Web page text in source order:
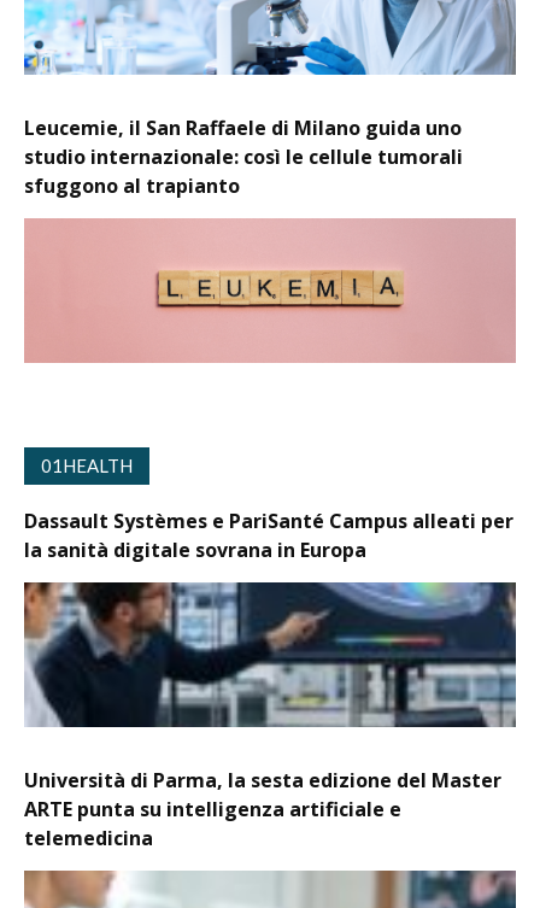
Leucemie, il San Raffaele di Milano guida uno
studio internazionale: così le cellule tumorali
sfuggono al trapianto
01HEALTH
Dassault Systèmes e PariSanté Campus alleati per
la sanità digitale sovrana in Europa
Università di Parma, la sesta edizione del Master
ARTE punta su intelligenza artificiale e
telemedicina